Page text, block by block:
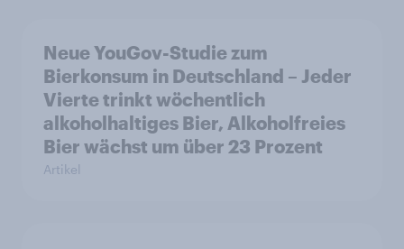
Neue YouGov-Studie zum
Bierkonsum in Deutschland – Jeder
Vierte trinkt wöchentlich
alkoholhaltiges Bier, Alkoholfreies
Bier wächst um über 23 Prozent
Artikel